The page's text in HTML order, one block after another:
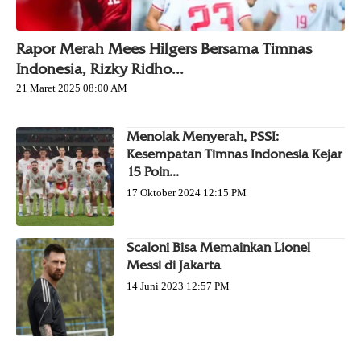
Rapor Merah Mees Hilgers Bersama Timnas
Indonesia, Rizky Ridho...
21 Maret 2025 08:00 AM
Menolak Menyerah, PSSI:
Kesempatan Timnas Indonesia Kejar
15 Poin...
17 Oktober 2024 12:15 PM
Scaloni Bisa Memainkan Lionel
Messi di Jakarta
14 Juni 2023 12:57 PM